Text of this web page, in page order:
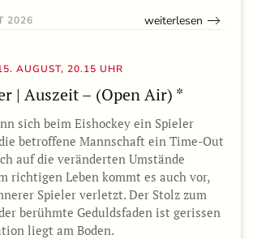
2026 weiterlesen
AUGUST, 20.15 UHR
| Auszeit – (Open Air) *
sich beim Eishockey ein Spieler
betroffene Mannschaft ein Time-Out
auf die veränderten Umstände
richtigen Leben kommt es auch vor,
Spieler verletzt. Der Stolz zum
berühmte Geduldsfaden ist gerissen
liegt am Boden.